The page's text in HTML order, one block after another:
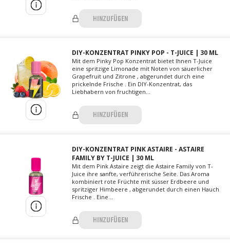
HINZUFÜGEN
DIY-KONZENTRAT PINKY POP - T-JUICE | 30 ML
Mit dem Pinky Pop Konzentrat bietet Ihnen T-Juice
eine spritzige Limonade mit Noten von säuerlicher
Grapefruit und Zitrone , abgerundet durch eine
prickelnde Frische . Ein DIY-Konzentrat, das
Liebhabern von fruchtigen...
HINZUFÜGEN
DIY-KONZENTRAT PINK ASTAIRE - ASTAIRE
FAMILY BY T-JUICE | 30 ML
Mit dem Pink Astaire zeigt die Astaire Family von T-
Juice ihre sanfte, verführerische Seite. Das Aroma
kombiniert rote Früchte mit süsser Erdbeere und
spritziger Himbeere , abgerundet durch einen Hauch
Frische . Eine...
HINZUFÜGEN